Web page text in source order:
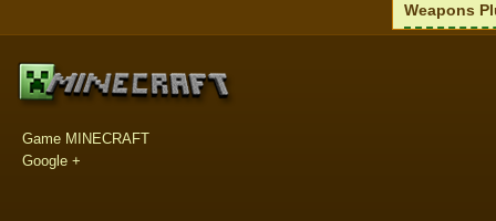
Weapons
Game MINECRAFT
Google +